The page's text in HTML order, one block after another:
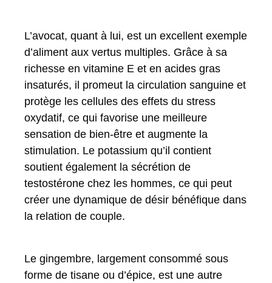
L’avocat, quant à lui, est un excellent exemple
d’aliment aux vertus multiples. Grâce à sa
richesse en vitamine E et en acides gras
insaturés, il promeut la circulation sanguine et
protège les cellules des effets du stress
oxydatif, ce qui favorise une meilleure
sensation de bien-être et augmente la
stimulation. Le potassium qu’il contient
soutient également la sécrétion de
testostérone chez les hommes, ce qui peut
créer une dynamique de désir bénéfique dans
la relation de couple.
Le gingembre, largement consommé sous
forme de tisane ou d’épice, est une autre